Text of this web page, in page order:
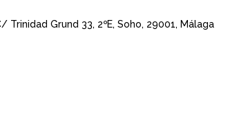
Trinidad Grund 33, 2ºE, Soho, 29001, Málaga